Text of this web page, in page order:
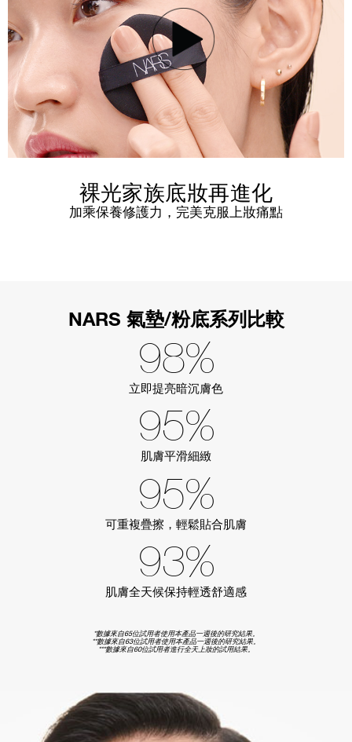
裸光家族底妝再進化
加乘保養修護力，完美克服上妝痛點
NARS 氣墊/粉底系列比較
98%
立即提亮暗沉膚色
95%
肌膚平滑細緻
95%
可重複疊擦，輕鬆貼合肌膚
93%
肌膚全天候保持輕透舒適感
*數據來自65位試用者使用本產品一週後的研究結果。
**數據來自63位試用者使用本產品一週後的研究結果。
***數據來自60位試用者進行全天上妝的試用結果。